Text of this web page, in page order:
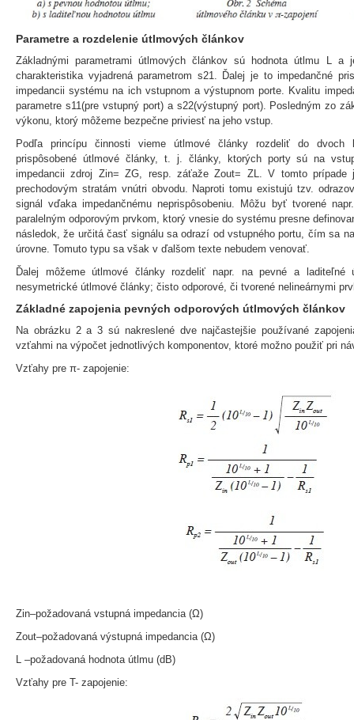
Parametre a rozdelenie útlmových článkov
Základnými parametrami útlmových článkov sú hodnota útlmu L a
charakteristika vyjadrená parametrom s21. Ďalej je to impedančné
impedancii systému na ich vstupnom a výstupnom porte. Kvalitu
parametre s11(pre vstupný port) a s22(výstupný port). Posledným zo
výkonu, ktorý môžeme bezpečne priviesť na jeho vstup.
Podľa princípu činnosti vieme útlmové články rozdeliť do
prispôsobené útlmové články, t. j. články, ktorých porty sú na
impedancii zdroj Zin= ZG, resp. záťaže Zout= ZL. V tomto
prechodovým stratám vnútri obvodu. Naproti tomu existujú tzv.
signál vďaka impedančnému neprispôsobeniu. Môžu byť tvorené
paralelným odporovým prvkom, ktorý vnesie do systému presne
následok, že určitá časť signálu sa odrazí od vstupného portu, čím sa
úrovne. Tomuto typu sa však v ďalšom texte nebudem venovať.
Ďalej môžeme útlmové články rozdeliť napr. na pevné a laditeľné
nesymetrické útlmové články; čisto odporové, či tvorené nelineárnymi
Základné zapojenia pevných odporových útlmových článkov
Na obrázku 2 a 3 sú nakreslené dve najčastejšie používané
vzťahmi na výpočet jednotlivých komponentov, ktoré možno použiť pri
Vzťahy pre π- zapojenie:
Zin–požadovaná vstupná impedancia (Ω)
Zout–požadovaná výstupná impedancia (Ω)
L –požadovaná hodnota útlmu (dB)
Vzťahy pre T- zapojenie: